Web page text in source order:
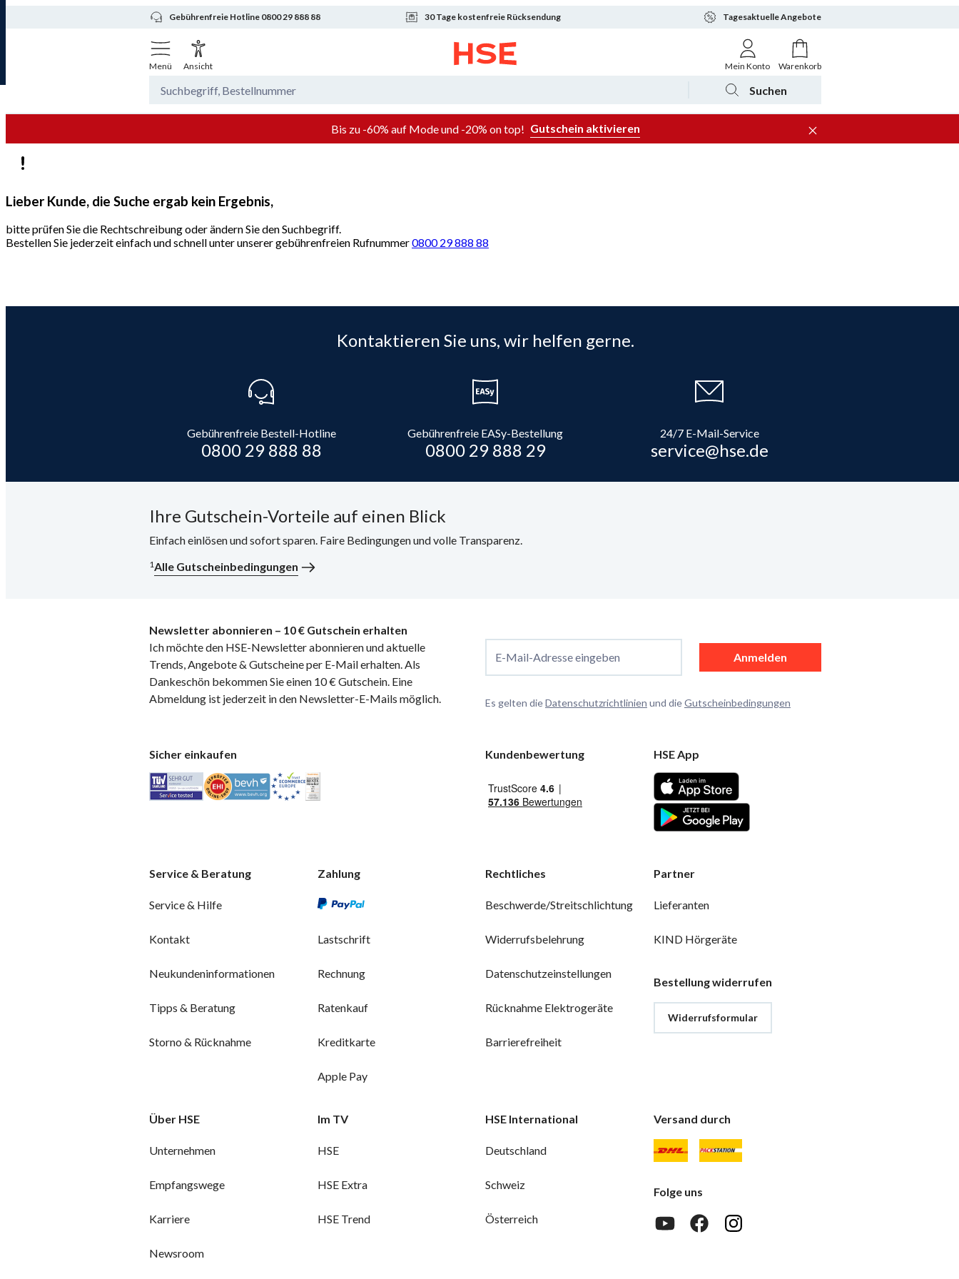
Gebührenfreie Hotline 0800 29 888 88 30 Tage kostenfreie Rücksendung Tagesaktuelle Angebote
Menü Ansicht Mein Konto Warenkorb
Suchen
Bis zu -60% auf Mode und -20% on top! Gutschein aktivieren
Lieber Kunde, die Suche ergab kein Ergebnis,
bitte prüfen Sie die Rechtschreibung oder ändern Sie den Suchbegriff.
Bestellen Sie jederzeit einfach und schnell unter unserer gebührenfreien Rufnummer0800 29 888 88
Kontaktieren Sie uns, wir helfen gerne.
Gebührenfreie Bestell-Hotline
0800 29 888 88
Gebührenfreie EASy-Bestellung
0800 29 888 29
24/7 E-Mail-Service
service@hse.de
Ihre Gutschein-Vorteile auf einen Blick
Einfach einlösen und sofort sparen. Faire Bedingungen und volle Transparenz.
1Alle Gutscheinbedingungen
Newsletter abonnieren – 10 € Gutschein erhalten
Ich möchte den HSE-Newsletter abonnieren und aktuelle
Trends, Angebote & Gutscheine per E-Mail erhalten. Als
Dankeschön bekommen Sie einen 10 € Gutschein. Eine
Abmeldung ist jederzeit in den Newsletter-E-Mails möglich.
E-Mail-Adresse eingeben Anmelden
Es gelten dieDatenschutzrichtlinien und dieGutscheinbedingungen
Sicher einkaufen Kundenbewertung HSE App
Service & Beratung
Service & Hilfe
Kontakt
Neukundeninformationen
Tipps & Beratung
Storno & Rücknahme
Zahlung
Lastschrift
Rechnung
Ratenkauf
Kreditkarte
Apple Pay
Rechtliches
Beschwerde/Streitschlichtung
Widerrufsbelehrung
Datenschutzeinstellungen
Rücknahme Elektrogeräte
Barrierefreiheit
Partner
Lieferanten
KIND Hörgeräte
Bestellung widerrufen
Widerrufsformular
Über HSE
Unternehmen
Empfangswege
Karriere
Newsroom
Im TV
HSE
HSE Extra
HSE Trend
HSE International
Deutschland
Schweiz
Österreich
Versand durch
Folge uns